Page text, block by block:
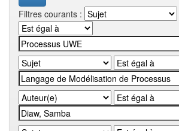
Filtres courants :